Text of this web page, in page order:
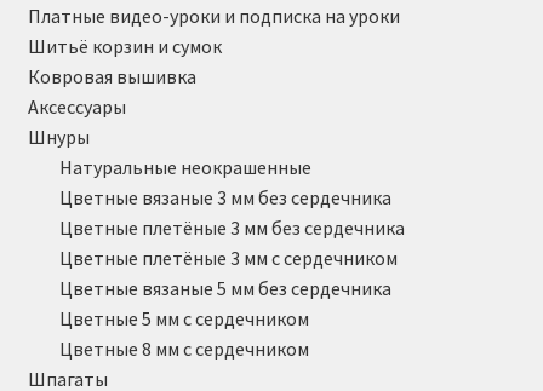
Платные видео-уроки и подписка на уроки
Шитьё корзин и сумок
Ковровая вышивка
Аксессуары
Шнуры
Натуральные неокрашенные
Цветные вязаные 3 мм без сердечника
Цветные плетёные 3 мм без сердечника
Цветные плетёные 3 мм с сердечником
Цветные вязаные 5 мм без сердечника
Цветные 5 мм с сердечником
Цветные 8 мм с сердечником
Шпагаты